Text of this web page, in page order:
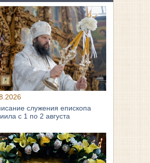
служения епископа
с 1 по 2 августа